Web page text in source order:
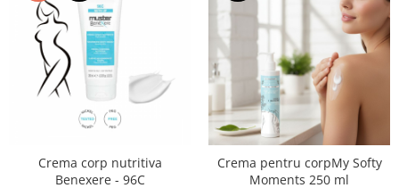
Cordelute de par
Burete pentru coc
Bandane | turbane
Suporturi ustensile
Echipament lucru salon
Accesorii curatare perii si piepteni
Accesorii extensii par
Crema corp nutritiva
Benexere - 96C
Crema pentru corpMy Softy
Moments 250 ml